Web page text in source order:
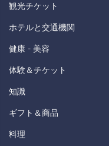
観光チケット
ホテルと交通機関
健康 - 美容
体験＆チケット
知識
ギフト＆商品
料理